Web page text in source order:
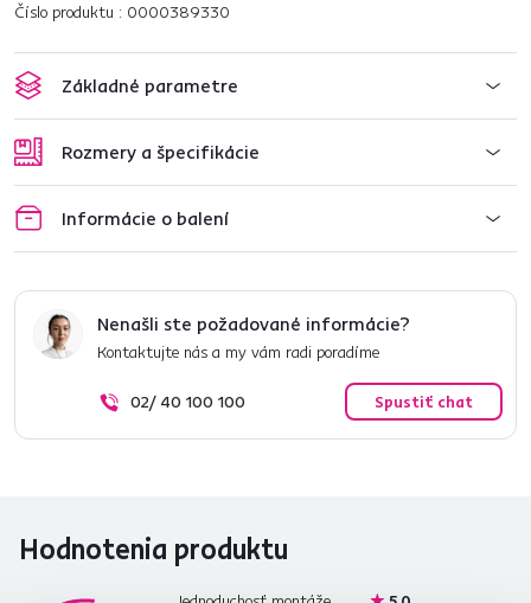
Číslo produktu : 0000389330
Základné parametre
Rozmery a špecifikácie
Informácie o balení
Nenašli ste požadované informácie?
Kontaktujte nás a my vám radi poradíme
02/ 40 100 100 Spustiť chat
Hodnotenia produktu